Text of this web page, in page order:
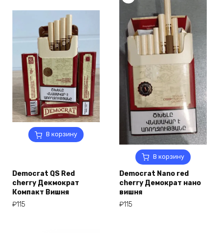
В корзину
Democrat QS Red
cherry Декмократ
Компакт Вишня
₽115
В корзину
Democrat Nano red
cherry Демократ нано
вишня
₽115